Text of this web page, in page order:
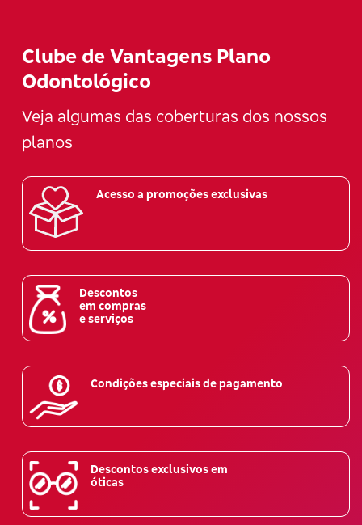
Clube de Vantagens Plano
Odontológico
Veja algumas das coberturas dos nossos
planos
Acesso a promoções exclusivas
Descontos
em compras
e serviços
Condições especiais de pagamento
Descontos exclusivos em
óticas